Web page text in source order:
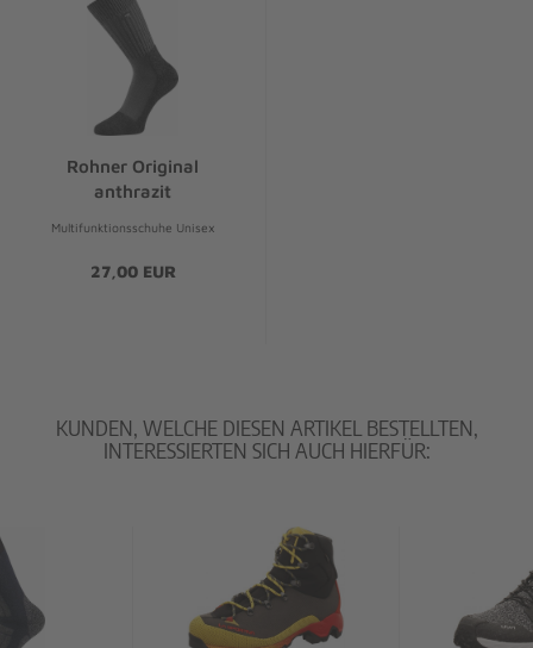
Rohner Original
anthrazit
Multifunktionsschuhe Unisex
27,00 EUR
KUNDEN, WELCHE DIESEN ARTIKEL BESTELLTEN,
INTERESSIERTEN SICH AUCH HIERFÜR: